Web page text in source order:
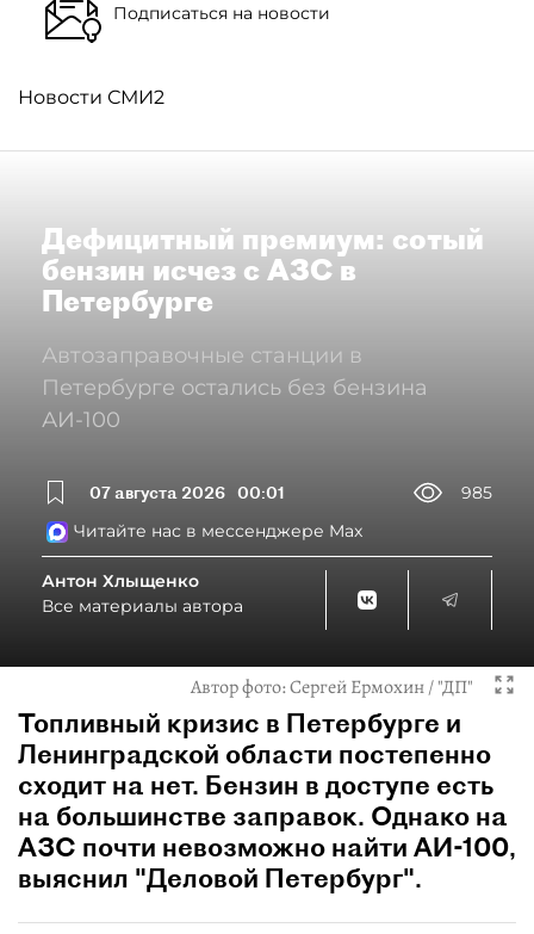
Подписаться на новости
Новости СМИ2
Дефицитный премиум: сотый
бензин исчез с АЗС в
Петербурге
Автозаправочные станции в
Петербурге остались без бензина
АИ-100
07 августа 2026 00:01
985
Читайте нас в мессенджере Max
Антон Хлыщенко
Все материалы автора
Автор фото:Сергей Ермохин / "ДП"
Топливный кризис в Петербурге и
Ленинградской области постепенно
сходит на нет. Бензин в доступе есть
на большинстве заправок. Однако на
АЗС почти невозможно найти АИ-100,
выяснил "Деловой Петербург".